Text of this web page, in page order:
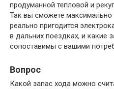
продуманной тепловой и
Так вы сможете максимально
реально пригодится
в дальних поездках, и какие
сопоставимы с вашими
Вопрос
Какой запас хода можно